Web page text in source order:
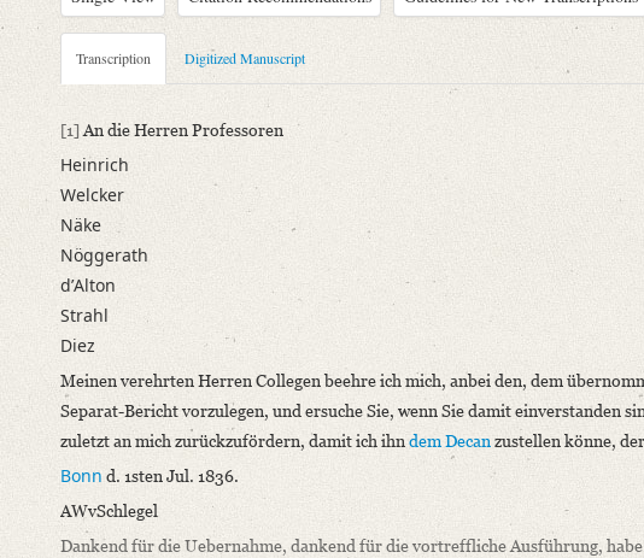
Metadata Concerning Header
Sender: August Wilhelm von Schlegel
Recipient: Friedrich Gottlieb Welcker, August Ferdinand Naeke, Jakob
Place of Dispatch: Bonn
Place of Destination: Bonn
Notations: Empfangsort erschlossen.
Manuscript
Provider: Dresden, Sächsische Landesbibliothek - Staats- und
OAI Id: id-512516790
Classification Number: Mscr.Dresd.e.90,IV,Nr.6b
Number of Pages: 1 1/2 S., m. U.
Incipit: „[1] An die Herren Professoren
Heinrich
Welcker
Transcription Digitized Manuscript
[1] An die Herren Professoren
Heinrich
Welcker
Näke
Nöggerath
dʼAlton
Strahl
Diez
Meinen verehrten Herren Collegen beehre ich mich, anbei den, dem
Separat-Bericht vorzulegen, und ersuche Sie, wenn Sie damit einverstanden
zuletzt an mich zurückzufördern, damit ich ihndem Decanzustellen könne,
Bonn d. 1sten Jul. 1836.
AWvSchlegel
Dankend für die Uebernahme, dankend für die vortreffliche Ausführung,